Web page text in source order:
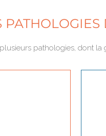
pathologies, dont